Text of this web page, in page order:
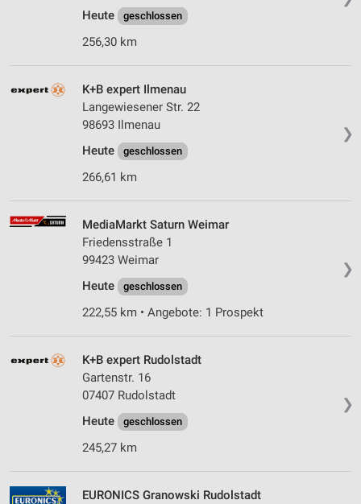
Heute
geschlossen
256,30 km
❯
K+B expert Ilmenau
Langewiesener Str. 22
98693 Ilmenau
Heute
geschlossen
266,61 km
❯
MediaMarkt Saturn Weimar
Friedensstraße 1
99423 Weimar
Heute
geschlossen
222,55 km • Angebote: 1 Prospekt
❯
K+B expert Rudolstadt
Gartenstr. 16
07407 Rudolstadt
Heute
geschlossen
245,27 km
EURONICS Granowski Rudolstadt